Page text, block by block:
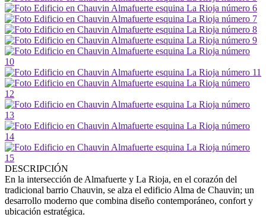
DESCRIPCIÓN
En la intersección de Almafuerte y La Rioja, en el corazón del
tradicional barrio Chauvin, se alza el edificio Alma de Chauvin; un
desarrollo moderno que combina diseño contemporáneo, confort y
ubicación estratégica.